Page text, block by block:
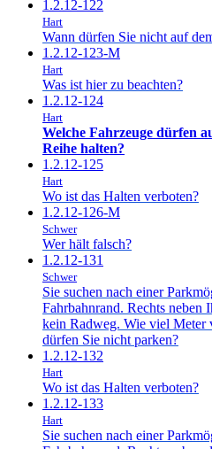
1.2.12-122
Hart
Wann dürfen Sie nicht auf
1.2.12-123-M
Hart
Was ist hier zu beachten?
1.2.12-124
Hart
Welche Fahrzeuge dürfen
Reihe halten?
1.2.12-125
Hart
Wo ist das Halten verboten?
1.2.12-126-M
Schwer
Wer hält falsch?
1.2.12-131
Schwer
Sie suchen nach einer
Fahrbahnrand. Rechts neben
kein Radweg. Wie viel Meter
dürfen Sie nicht parken?
1.2.12-132
Hart
Wo ist das Halten verboten?
1.2.12-133
Hart
Sie suchen nach einer